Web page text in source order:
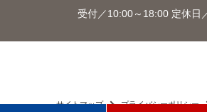
受付／10:00～18:00 定休日
サイトマップ プライバシーポリシー